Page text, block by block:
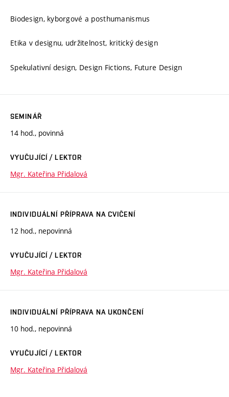
Biodesign, kyborgové a posthumanismus
Etika v designu, udržitelnost, kritický design
Spekulativní design, Design Fictions, Future Design
SEMINÁŘ
14 hod., povinná
VYUČUJÍCÍ / LEKTOR
Mgr. Kateřina Přidalová
INDIVIDUÁLNÍ PŘÍPRAVA NA CVIČENÍ
12 hod., nepovinná
VYUČUJÍCÍ / LEKTOR
Mgr. Kateřina Přidalová
INDIVIDUÁLNÍ PŘÍPRAVA NA UKONČENÍ
10 hod., nepovinná
VYUČUJÍCÍ / LEKTOR
Mgr. Kateřina Přidalová